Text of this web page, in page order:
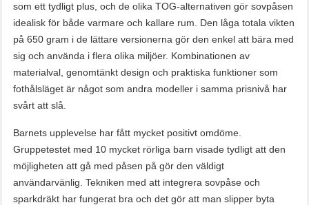
som ett tydligt plus, och de olika TOG-alternativen gör sovpåsen
idealisk för både varmare och kallare rum. Den låga totala vikten
på 650 gram i de lättare versionerna gör den enkel att bära med
sig och använda i flera olika miljöer​. Kombinationen av
materialval, genomtänkt design och praktiska funktioner som
fothålsläget är något som andra modeller i samma prisnivå har
svårt att slå.
Barnets upplevelse har fått mycket positivt omdöme.
Gruppetestet med 10 mycket rörliga barn visade tydligt att den
möjligheten att gå med påsen på gör den väldigt
användarvänlig. Tekniken med att integrera sovpåse och
sparkdräkt har fungerat bra och det gör att man slipper byta